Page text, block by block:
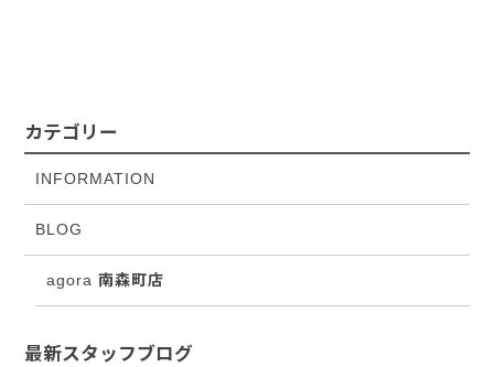
カテゴリー
INFORMATION
BLOG
agora 南森町店
最新スタッフブログ